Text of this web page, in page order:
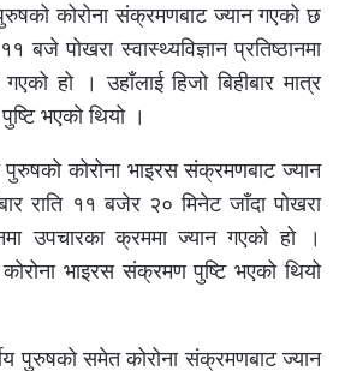
कोरोना संक्रमणबाट ज्यान गएको छ
बजे पोखरा स्वास्थ्यविज्ञान प्रतिष्ठानमा
हो । उहाँलाई हिजो बिहीबार मात्र
भएको थियो ।
पुरुषको कोरोना भाइरस संक्रमणबाट ज्यान
राति ११ बजेर २० मिनेट जाँदा पोखरा
उपचारका क्रममा ज्यान गएको हो ।
कोरोना भाइरस संक्रमण पुष्टि भएको थियो
पुरुषकाे समेत कोरोना संक्रमणबाट ज्यान